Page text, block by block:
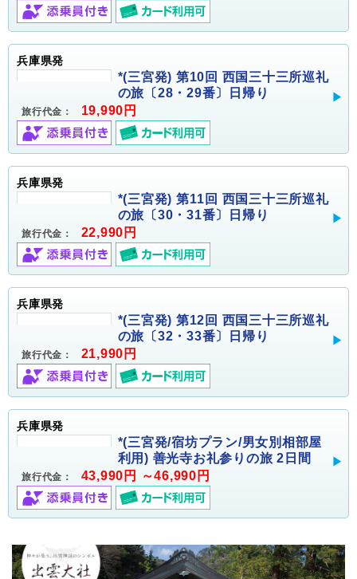
兵庫県発
*(三宮発) 第10回 西国三十三所巡礼
の旅〔28・29番〕日帰り
旅行代金： 19,990円
兵庫県発
*(三宮発) 第11回 西国三十三所巡礼
の旅〔30・31番〕日帰り
旅行代金： 22,990円
兵庫県発
*(三宮発) 第12回 西国三十三所巡礼
の旅〔32・33番〕日帰り
旅行代金： 21,990円
兵庫県発
*(三宮発/宿坊プラン/男女別相部屋
利用) 善光寺お礼参りの旅 2日間
旅行代金： 43,990円 ～46,990円